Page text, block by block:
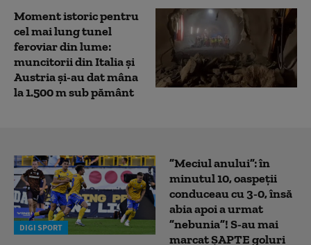
Moment istoric pentru
cel mai lung tunel
feroviar din lume:
muncitorii din Italia și
Austria și-au dat mâna
la 1.500 m sub pământ
DIGI SPORT
”Meciul anului”: în
minutul 10, oaspeții
conduceau cu 3-0, însă
abia apoi a urmat
”nebunia”! S-au mai
marcat ȘAPTE goluri